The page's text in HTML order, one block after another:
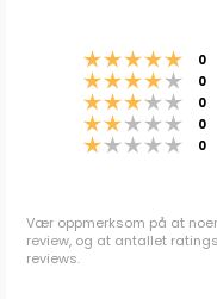
0
0
0
0
0
Vær oppmerksom på at
review, og at antallet
reviews.